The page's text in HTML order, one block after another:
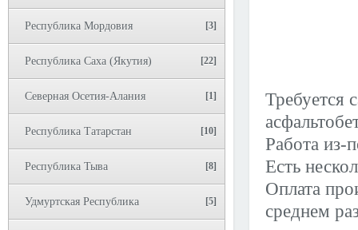
Республика Мордовия [3]
Республика Саха (Якутия) [22]
Северная Осетия-Алания [1]
Республика Татарстан [10]
Республика Тыва [8]
Удмуртская Республика [5]
Требуется
Работа из-
Есть
Оплата
среднем